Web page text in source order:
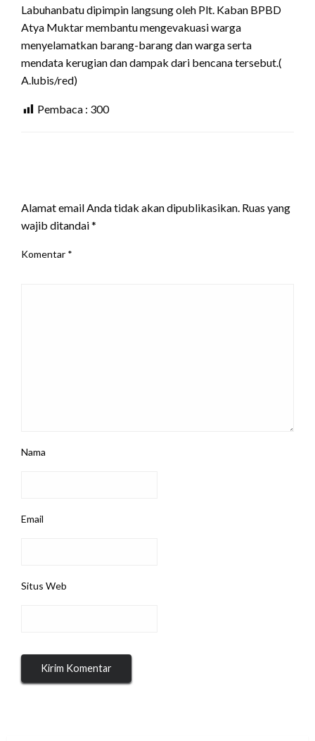
Labuhanbatu dipimpin langsung oleh Plt. Kaban BPBD
Atya Muktar membantu mengevakuasi warga
menyelamatkan barang-barang dan warga serta
mendata kerugian dan dampak dari bencana tersebut.(
A.lubis/red)
Pembaca : 300
Alamat email Anda tidak akan dipublikasikan. Ruas yang
wajib ditandai*
Komentar *
Nama
Email
Situs Web